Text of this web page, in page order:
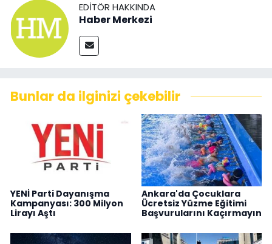
EDITÖR HAKKINDA
Haber Merkezi
Bunlar da ilginizi çekebilir
YENİ Parti Dayanışma
Kampanyası: 300 Milyon
Lirayı Aştı
Ankara'da Çocuklara
Ücretsiz Yüzme Eğitimi
Başvurularını Kaçırmayın